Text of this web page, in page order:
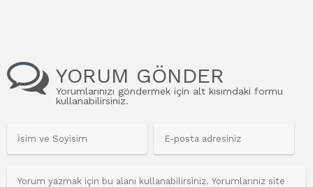
YORUM GÖNDER
Yorumlarınızı göndermek için alt kısımdaki formu
kullanabilirsiniz.